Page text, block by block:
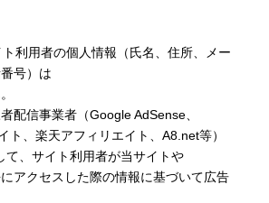
利用者の個人情報（氏名、住所、メー
号）は
配信事業者（Google AdSense、
ト、楽天アフィリエイト、A8.net等）
て、サイト利用者が当サイトや
アクセスした際の情報に基づいて広告